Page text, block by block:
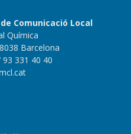
Comunicació Local
Química
Barcelona
93 331 40 40